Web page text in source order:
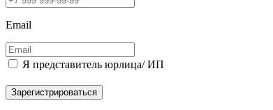
Email
Я представитель юрлица/ ИП
Зарегистрироваться